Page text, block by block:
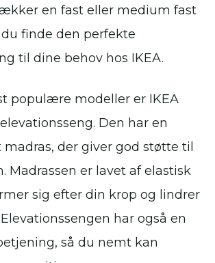
en fast eller medium fast
finde den perfekte
til dine behov hos IKEA.
populære modeller er IKEA
Den har en
der giver god støtte til
Madrassen er lavet af elastisk
sig efter din krop og lindrer
har også en
så du nemt kan